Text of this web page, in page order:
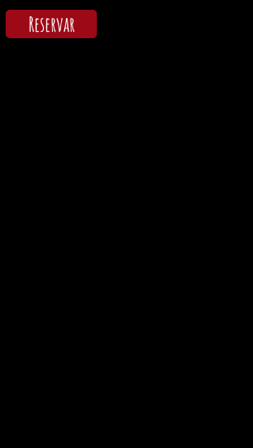
Reservar